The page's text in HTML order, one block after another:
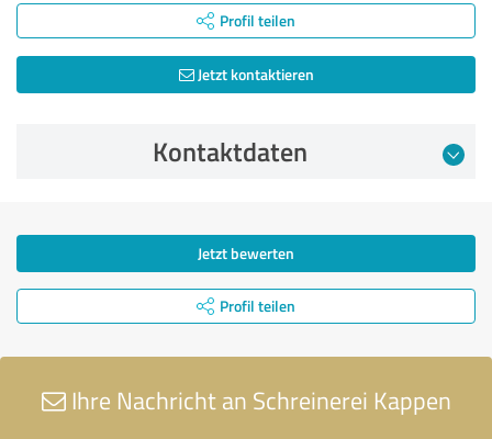
Profil teilen
Jetzt kontaktieren
Kontaktdaten
Jetzt bewerten
Profil teilen
Ihre Nachricht an Schreinerei Kappen